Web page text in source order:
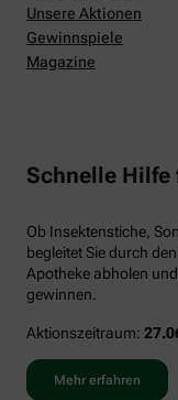
Unsere Aktionen
Gewinnspiele
Magazine
Schnelle Hilfe
Ob Insektenstiche,
begleitet Sie durch
Apotheke abholen
gewinnen.
Aktionszeitraum:
Mehr erfahren